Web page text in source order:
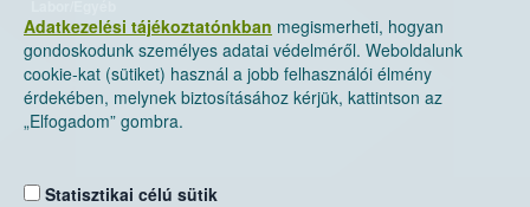
Adatkezelési tájékoztatónkban megismerheti, hogyan
gondoskodunk személyes adatai védelméről. Weboldalunk
cookie-kat (sütiket) használ a jobb felhasználói élmény
érdekében, melynek biztosításához kérjük, kattintson az
„Elfogadom” gombra.
Statisztikai célú sütik